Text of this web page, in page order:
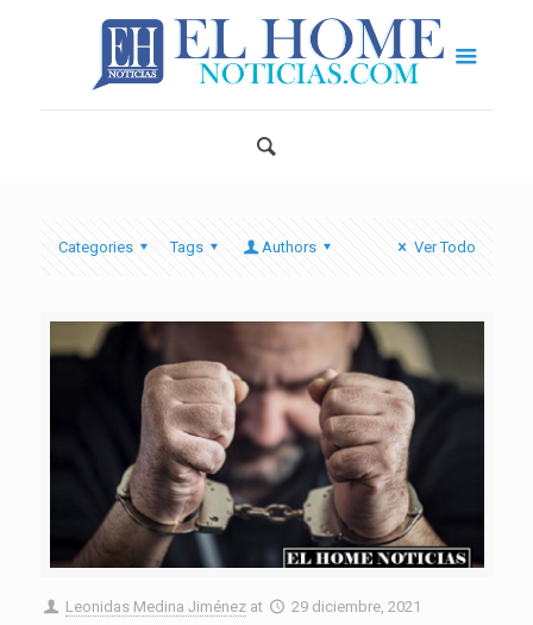
Categories Tags Authors Ver Todo
Leonidas Medina Jiménez at 29 diciembre, 2021